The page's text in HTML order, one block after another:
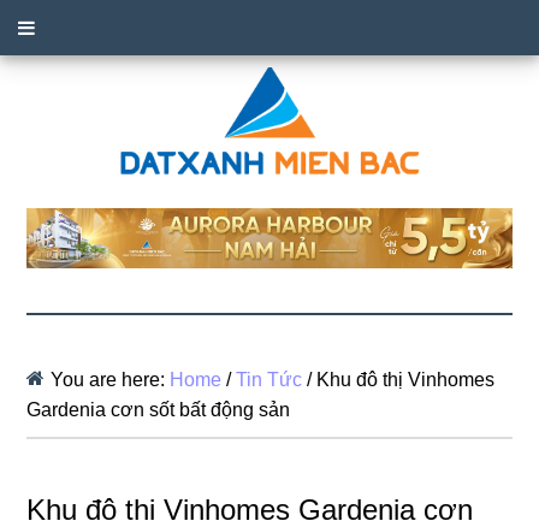
You are here: Home / Tin Tức /Khu đô thị Vinhomes
Gardenia cơn sốt bất động sản
Khu đô thị Vinhomes Gardenia cơn